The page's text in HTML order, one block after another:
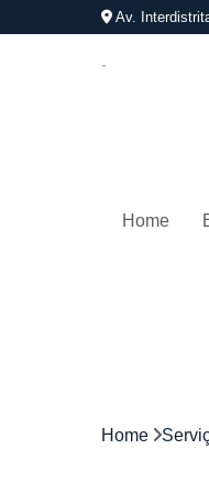
Av.
Home
Home